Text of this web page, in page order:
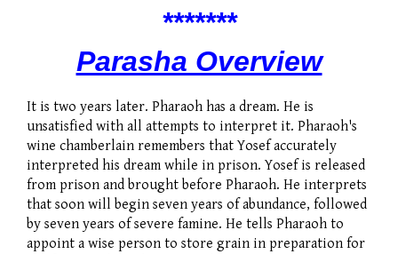
*******
Parasha Overview
It is two years later. Pharaoh has a dream. He is
unsatisfied with all attempts to interpret it. Pharaoh's
wine chamberlain remembers that Yosef accurately
interpreted his dream while in prison. Yosef is released
from prison and brought before Pharaoh. He interprets
that soon will begin seven years of abundance, followed
by seven years of severe famine. He tells Pharaoh to
appoint a wise person to store grain in preparation for